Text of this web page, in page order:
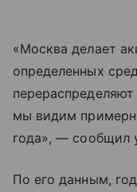
«Москва делает
определенных
мы видим
года», — сообщил
По его данным,